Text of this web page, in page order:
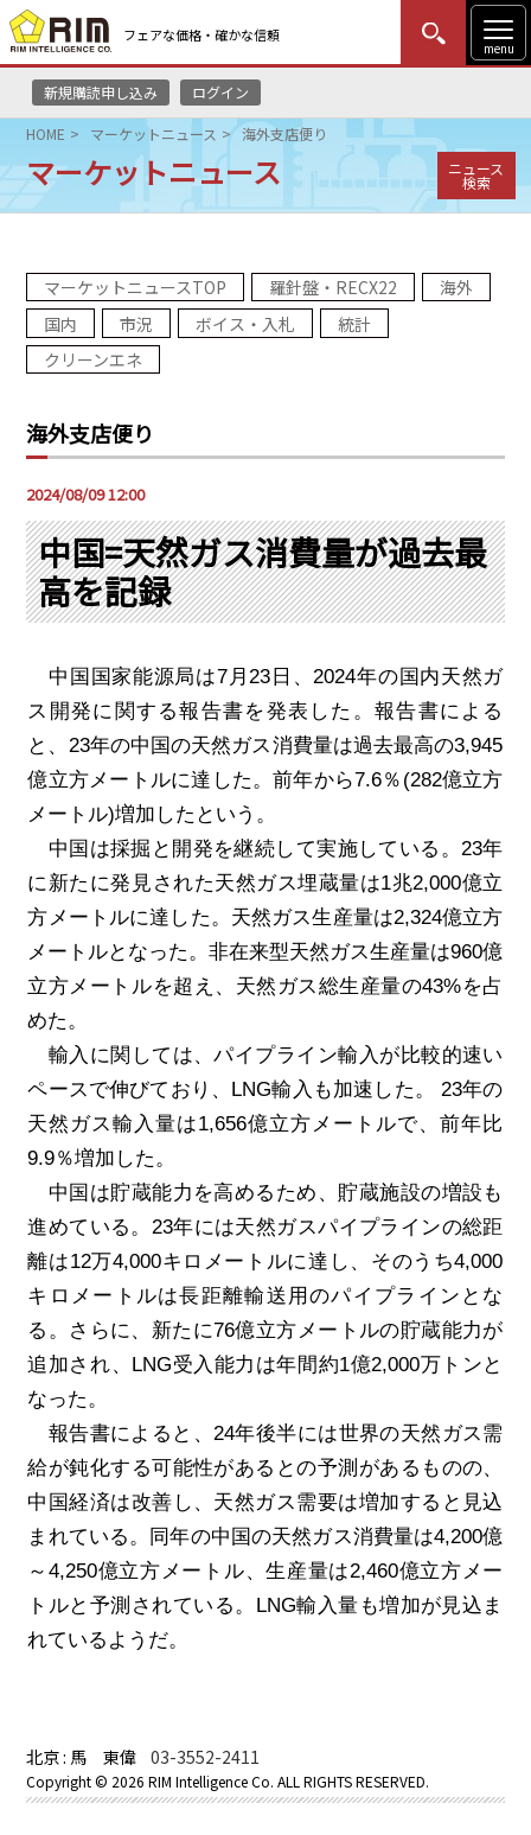
フェアな価格・確かな信頼
menu
新規購読申し込み ログイン
MENU
はじめての方
HOME
リムレポート
メソドロジー
コンサルティング
PRA原則
Q & A
お問い合わせ
年間休刊日
サイトマップ
採用情報
English Website
Rim Energy Media(韓国語)
HOME マーケットニュース 海外支店便り
マーケットニュース ニュース
検索
マーケットニュースTOP 羅針盤・RECX22
海外
国内
市況 ボイス・入札
統計
クリーンエネ
海外支店便り
2024/08/09 12:00
中国=天然ガス消費量が過去最
高を記録
中国国家能源局は7月23 日、2024年の国内天然ガ
ス開発に関する報告書を発表した。報告書による
と、 23年の中国の天然ガス消費量は過去最高の3,945
億立方メートルに達した。前年から7.6％ (282億立方
メートル)増加したという。
中国は採掘と開発を継続して実施している。23年
に新たに発見された天然ガス埋蔵量は1兆2,000億立
方メートルに達した。天然ガス生産量は2,324億立方
メートルとなった。非在来型天然ガス生産量は960億
立方メートルを超え、天然ガス総生産量の43%を占
めた。
輸入に関しては、パイプライン輸入が比較的速い
ペースで伸びており、 LNG輸入も加速した。23年の
天然ガス輸入量は1,656億立方メートルで、前年比
9.9％増加した。
中国は貯蔵能力を高めるため、貯蔵施設の増設も
進めている。 23年には天然ガスパイプラインの総距
離は12万4,000キロメートルに達し、そのうち4,000
キロメートルは長距離輸送用のパイプラインとな
る。さらに、新たに76億立方メートルの貯蔵能力が
追加され、 LNG受入能力は年間約1億2,000万トンと
なった。
報告書によると、24年後半には世界の天然ガス需
給が鈍化する可能性があるとの予測があるものの、
中国経済は改善し、天然ガス需要は増加すると見込
まれている。同年の中国の天然ガス消費量は4,200億
～4,250億立方メートル、生産量は2,460億立方メー
トルと予測されている。 LNG輸入量も増加が見込ま
れているようだ。
北京 : 馬 東偉03-3552-2411
Copyright © 2026 RIM Intelligence Co. ALL RIGHTS RESERVED.